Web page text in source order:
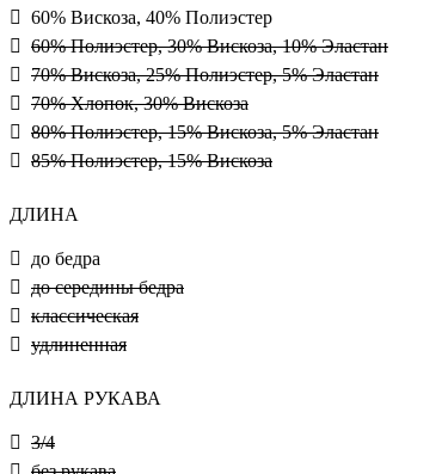
60% Вискоза, 40% Полиэстер
60% Полиэстер, 30% Вискоза, 10% Эластан
70% Вискоза, 25% Полиэстер, 5% Эластан
70% Хлопок, 30% Вискоза
80% Полиэстер, 15% Вискоза, 5% Эластан
85% Полиэстер, 15% Вискоза
ДЛИНА
до бедра
до середины бедра
классическая
удлиненная
ДЛИНА РУКАВА
3/4